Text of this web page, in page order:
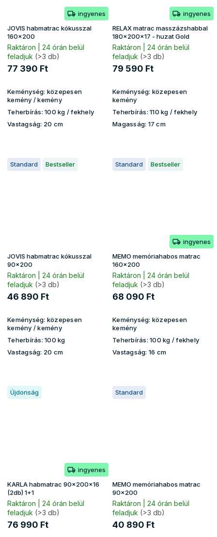
ingyenes
JOVIS habmatrac kókusszal
160x200
Raktáron | 24 órán belül
feladjuk (>3 db)
77 390 Ft
Keménység: közepesen
kemény / kemény
Teherbírás: 100 kg​​​​ / fekhely
Vastagság: 20 cm
ingyenes
RELAX matrac masszázshabbal
180x200x17 - huzat Gold
Raktáron | 24 órán belül
feladjuk (>3 db)
79 590 Ft
Keménység: közepesen
kemény
Teherbírás: 110 kg ​​​​/ fekhely
Magasság: 17 cm
Standard Bestseller
JOVIS habmatrac kókusszal
90x200
Raktáron | 24 órán belül
feladjuk (>3 db)
46 890 Ft
Keménység: közepesen
kemény / kemény
Teherbírás: 100 kg
Vastagság: 20 cm
Standard Bestseller
ingyenes
MEMO memóriahabos matrac
160x200
Raktáron | 24 órán belül
feladjuk (>3 db)
68 090 Ft
Keménység: közepesen
kemény
Teherbírás: 100 kg ​​​​/ fekhely
Vastagság: 16 cm
Újdonság
ingyenes
KARLA habmatrac 90x200x16
(2db) 1+1
Raktáron | 24 órán belül
feladjuk (>3 db)
76 990 Ft
Standard
MEMO memóriahabos matrac
90x200
Raktáron | 24 órán belül
feladjuk (>3 db)
40 890 Ft